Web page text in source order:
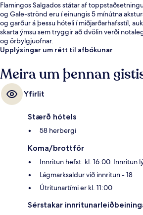
Flamingos Salgados státar af
og Gale-strönd eru í einungis 5 mínútna
og garður á þessu hóteli í miðjarðarhafsstíl,
skarta ýmsu sem tryggir að dvölin verði
og örbylgjuofnar.
Upplýsingar um rétt til afbókunar
Meira um þennan
Yfirlit
Stærð hótels
58 herbergi
Koma/brottför
Innritun hefst: kl. 16:00. Innritun
Lágmarksaldur við innritun - 18
Útritunartími er kl. 11:00
Sérstakar